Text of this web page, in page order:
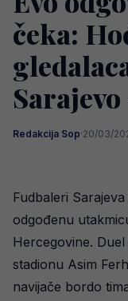
čeka:
Redakcija Sop·20/03/
Fudbaleri
odgođenu
Hercegovine.
stadionu Asim
navijače bordo